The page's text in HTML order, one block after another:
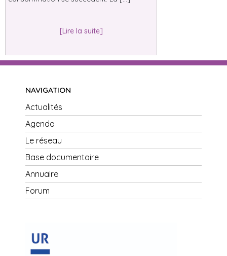
[Lire la suite]
NAVIGATION
Actualités
Agenda
Le réseau
Base documentaire
Annuaire
Forum